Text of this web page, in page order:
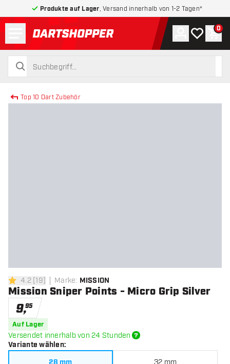
Produkte auf Lager , Versand innerhalb von 1-2 Tagen*
zurück zur Startseite
suchen
suchen
Konto
Meine 0
Top 10 Dart Zubehör
4.2 Bewertungssterne
4.2[19] Marke: MISSION
Mission Sniper Points - Micro Grip Silver
9,95
Auf Lager
Versendet innerhalb von 24 Stunden
Variante wählen:
32 mm